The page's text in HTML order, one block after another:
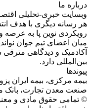
درباره‌ ما
وبسایت خبری-تحلیلی
هر رسانه دیگری با هدف
رویکردی نوین پا به عرصه
میان اعضای تیم جوان
آکادمیک و دیدگاهی‌ مترقی
بین‌المللی دارد.
پیوندها
بیمه مرکزی، بیمه ایران
صنعت معدن تجارت، بانک